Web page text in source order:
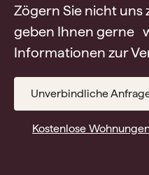
Zögern Sie nicht
geben Ihnen gerne
Informationen zur
Unverbindliche
Kostenlose